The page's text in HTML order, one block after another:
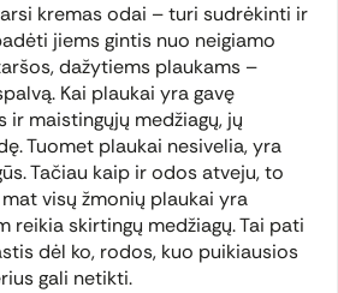
kremas odai – turi sudrėkinti ir
jiems gintis nuo neigiamo
dažytiems plaukams –
Kai plaukai yra gavę
ir maistingųjų medžiagų, jų
Tuomet plaukai nesivelia, yra
Tačiau kaip ir odos atveju, to
visų žmonių plaukai yra
reikia skirtingų medžiagų. Tai pati
dėl ko, rodos, kuo puikiausios
gali netikti.